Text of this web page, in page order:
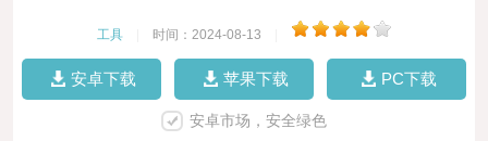
工具 时间：2024-08-13
安卓下载 苹果下载 PC下载
安卓市场，安全绿色